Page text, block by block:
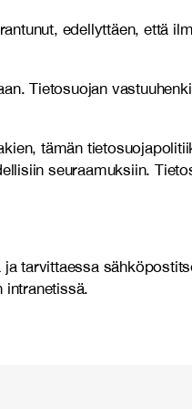
edellyttäen, että
Tietosuojan
tämän
seuraamuksiin.
tarvittaessa
intranetissä.